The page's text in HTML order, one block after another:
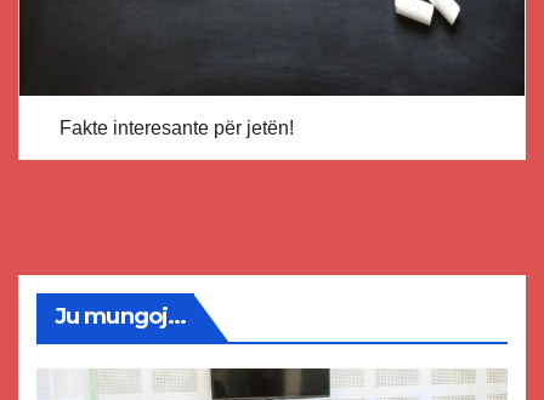
Fakte interesante për jetën!
Ju mungoj...